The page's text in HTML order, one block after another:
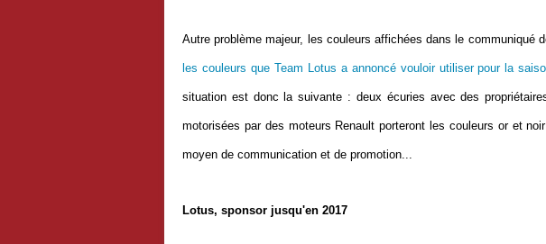
Autre problème majeur, les couleurs affichées dans le communiqué
les couleurs que Team Lotus a annoncé vouloir utiliser pour la
situation est donc la suivante : deux écuries avec des
motorisées par des moteurs Renault porteront les couleurs or et
moyen de communication et de promotion...
Lotus, sponsor jusqu'en 2017